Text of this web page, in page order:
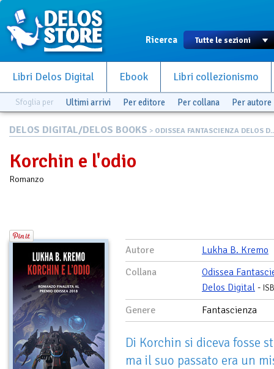
Ricerca
Libri Delos Digital Ebook Libri collezionismo
Sfoglia per Ultimi arrivi Per editore Per collana Per autore
DELOS DIGITAL/DELOS BOOKS > ODISSEA FANTASCIENZA DELOS
Korchin e l'odio
Romanzo
Autore
Lukha B. Kremo
Collana
Odissea
Delos Digital -
Genere Fantascienza
Di Korchin si diceva fosse
ma il suo passato era un